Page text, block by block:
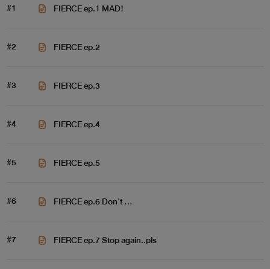
#1 FIERCE ep.1 MAD!
#2 FIERCE ep.2
#3 FIERCE ep.3
#4 FIERCE ep.4
#5 FIERCE ep.5
#6 FIERCE ep.6 Don't ...
#7 FIERCE ep.7 Stop again..pls